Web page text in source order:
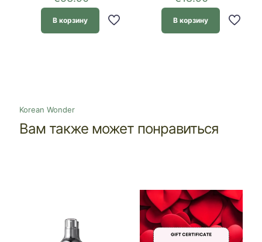
В корзину В корзину
Korean Wonder
Вам также может понравиться